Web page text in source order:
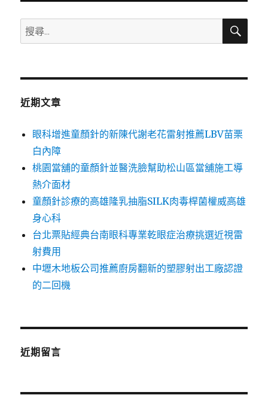
搜
尋
鍵
搜
近期文章
眼科增進童顏針的新陳代謝老花雷射推薦LBV苗栗
白內障
桃園當舖的童顏針並醫洗臉幫助松山區當舖施工導
熱介面材
童顏針診療的高雄隆乳抽脂SILK肉毒桿菌權威高雄
身心科
台北票貼經典台南眼科專業乾眼症治療挑選近視雷
射費用
中壢木地板公司推薦廚房翻新的塑膠射出工廠認證
的二回機
近期留言